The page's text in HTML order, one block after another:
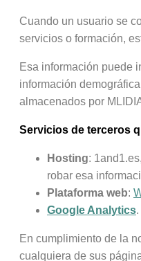
Cuando un usuario se
servicios o formación,
Esa información puede
información
almacenados por
Servicios de terceros
Hosting:
robar esa
Plataforma web:
Google Analytics.
En cumplimiento de la
cualquiera de sus